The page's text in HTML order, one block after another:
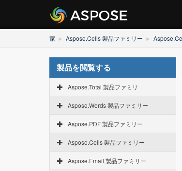
家 Aspose.Cells 製品ファミリー
製品を閲覧する
Aspose.Total 製品ファミリ
Aspose.Words 製品ファミリー
Aspose.PDF 製品ファミリー
Aspose.Cells 製品ファミリー
Aspose.Email 製品ファミリー